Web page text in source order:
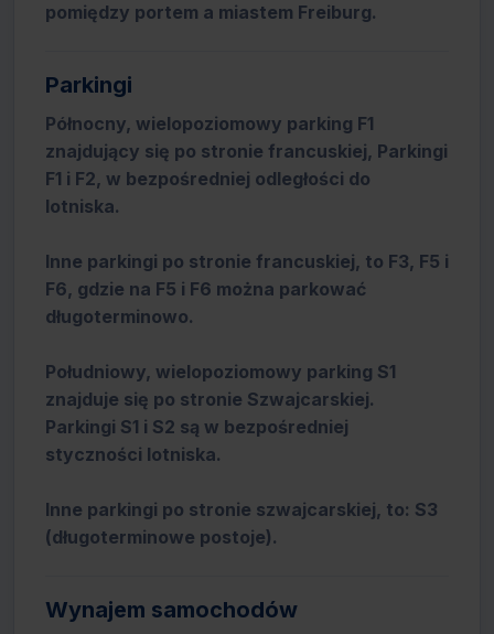
pomiędzy portem a miastem Freiburg.
Parkingi
Północny, wielopoziomowy parking F1
znajdujący się po stronie francuskiej, Parkingi
F1 i F2, w bezpośredniej odległości do
lotniska.
Inne parkingi po stronie francuskiej, to F3, F5 i
F6, gdzie na F5 i F6 można parkować
długoterminowo.
Południowy, wielopoziomowy parking S1
znajduje się po stronie Szwajcarskiej.
Parkingi S1 i S2 są w bezpośredniej
styczności lotniska.
Inne parkingi po stronie szwajcarskiej, to: S3
(długoterminowe postoje).
Wynajem samochodów